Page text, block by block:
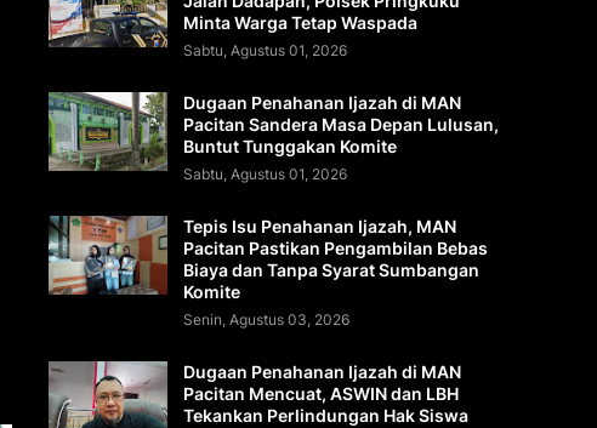
Minta Warga Tetap Waspada
Sabtu, Agustus 01, 2026
Dugaan Penahanan Ijazah di MAN
Pacitan Sandera Masa Depan Lulusan,
Buntut Tunggakan Komite
Sabtu, Agustus 01, 2026
Tepis Isu Penahanan Ijazah, MAN
Pacitan Pastikan Pengambilan Bebas
Biaya dan Tanpa Syarat Sumbangan
Komite
Senin, Agustus 03, 2026
Dugaan Penahanan Ijazah di MAN
Pacitan Mencuat, ASWIN dan LBH
Tekankan Perlindungan Hak Siswa